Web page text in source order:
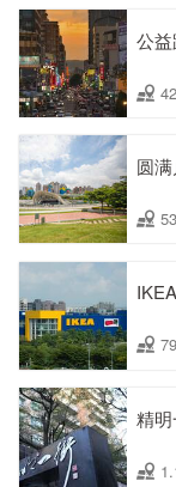
公
圆
精